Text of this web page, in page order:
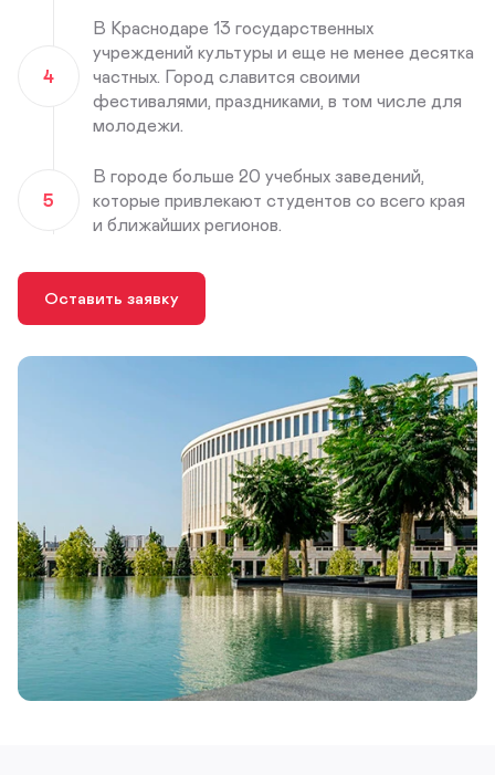
4
В Краснодаре 13 государственных
учреждений культуры и еще не менее десятка
частных. Город славится своими
фестивалями, праздниками, в том числе для
молодежи.
5
В городе больше 20 учебных заведений,
которые привлекают студентов со всего края
и ближайших регионов.
Оставить заявку